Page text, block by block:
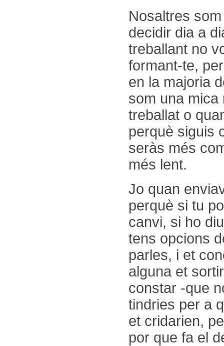
Nosaltres
decidir dia a
treballant no
formant-te,
en la majoria
som una mica
treballat o
perquè siguis
seràs més
més lent.
Jo quan
perquè si tu
canvi, si ho
tens opcions
parles, i et
alguna et
constar -que
tindries per a
et cridarien,
por que fa el